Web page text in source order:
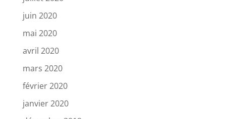
juin 2020
mai 2020
avril 2020
mars 2020
février 2020
janvier 2020